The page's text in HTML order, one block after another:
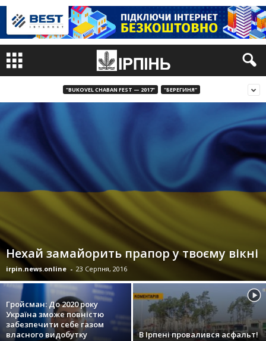
"BUKOVEL CHABAN FEST — 2017" "БЕРЕГИНЯ"
Нехай замайорить прапор у твоєму вікні
irpin.news.online - 23 Серпня, 2016
Гройсман: До 2020 року
Україна зможе повністю
забезпечити себе газом
власного видобутку
В Ірпені провалився асфальт!